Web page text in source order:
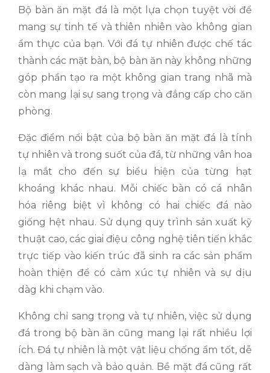
Bộ bàn ăn mặt đá là một lựa chọn tuyệt vời để
mang sự tinh tế và thiên nhiên vào không gian
ẩm thực của bạn. Với đá tự nhiên được chế tác
thành các mặt bàn, bộ bàn ăn này không những
góp phần tạo ra một không gian trang nhã mà
còn mang lại sự sang trọng và đẳng cấp cho căn
phòng.
Đặc điểm nổi bật của bộ bàn ăn mặt đá là tính
tự nhiên và trong suốt của đá, từ những vân hoa
lạ mắt cho đến sự biểu hiện của từng hạt
khoáng khác nhau. Mỗi chiếc bàn có cá nhân
hóa riêng biệt vì không có hai chiếc đá nào
giống hệt nhau. Sử dụng quy trình sản xuất kỹ
thuật cao, các giai điệu công nghệ tiên tiến khắc
trực tiếp vào kiến ​​trúc đã sinh ra các sản phẩm
hoàn thiện để có cảm xúc tự nhiên và sự dịu
dàg khi chạm vào.
Không chỉ sang trọng và tự nhiên, việc sử dụng
đá trong bộ bàn ăn cũng mang lại rất nhiều lợi
ích. Đá tự nhiên là một vật liệu chống ẩm tốt, dễ
dàng làm sạch và bảo quản. Bề mặt đá cũng rất